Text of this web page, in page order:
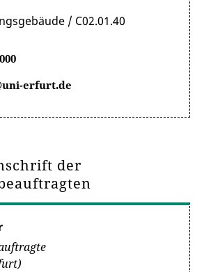
/ C02.01.40
erfurt.de
der